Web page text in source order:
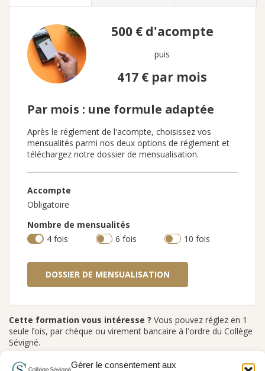
Gérer le consentement aux
Par mois : une formule adaptée
Après le réglement de l'acompte, choisissez vos
mensualités parmi nos deux options de réglement et
téléchargez notre dossier de mensualisation.
Accompte
Obligatoire
Nombre de mensualités
4 fois
6 fois 10 fois
DOSSIER DE MENSUALISATION
500 €d'acompte
puis
417 € par mois
Cette formation vous intéresse ? Vous pouvez réglez en 1
seule fois, par chèque ou virement bancaire à l'ordre du Collège
Sévigné.